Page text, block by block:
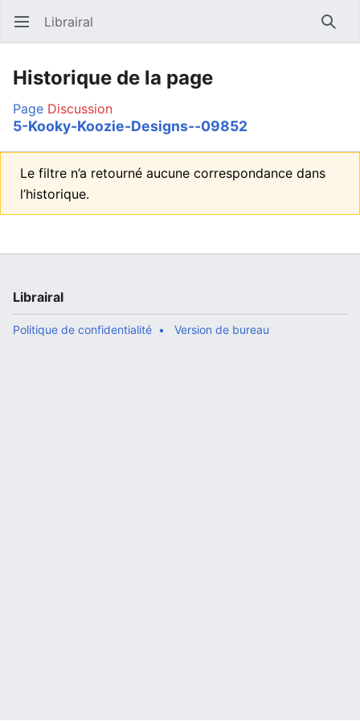
Ouvrir le menu principal Librairal
Historique de la page
Page Discussion
5-Kooky-Koozie-Designs--09852
Le filtre n’a retourné aucune correspondance dans
l’historique.
Librairal
Politique de confidentialité Version de bureau